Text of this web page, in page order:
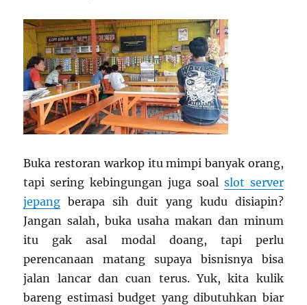
Buka restoran warkop itu mimpi banyak orang,
tapi sering kebingungan juga soal slot server
jepang berapa sih duit yang kudu disiapin?
Jangan salah, buka usaha makan dan minum
itu gak asal modal doang, tapi perlu
perencanaan matang supaya bisnisnya bisa
jalan lancar dan cuan terus. Yuk, kita kulik
bareng estimasi budget yang dibutuhkan biar